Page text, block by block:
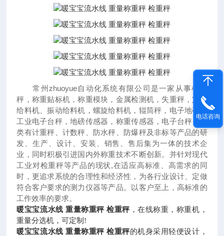
常州zhuoyue自动化系统有限公司是一家从事检重
秤，称重贴标机，称重模块，金属检测机，失重秤，定量
给料机、振动给料机，螺旋给料机，辊筒秤，电子地磅，
工业电子台秤，地磅传感器，称重传感器，电子台秤；种
类有计重秤、计数秤、防水秤、防爆秤及非标等产品的研
发、生产、设计、安装、销售、售后集为一体的技术企
业，同时积极引进国内外称重技术不断创新。并针对现代
工业对检重秤等产品的现状,在适应高标准、高需求的同
时，更追求系统的合理性和经济性，为各行业设计、定做
符合客户要求的测力仪器等产品。以客户至上，高标准的
工作效率的要求。
暖宝宝流水线 重量称重秤 检重秤，在线称重，称重机，
重量分选机，可定制 !
暖宝宝流水线 重量称重秤 检重秤的机身采用轻便设计，
电话咨询